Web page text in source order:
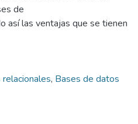
de
así las ventajas que se tienen
, Bases de datos